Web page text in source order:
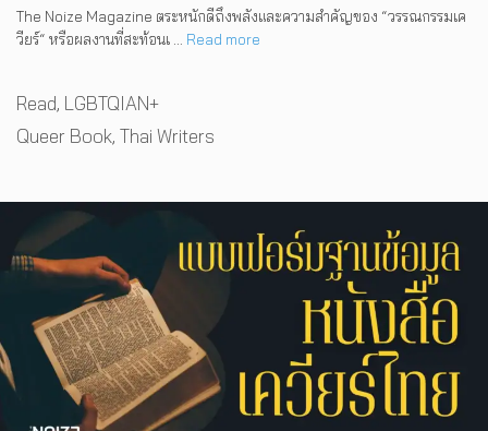
The Noize Magazine ตระหนักดีถึงพลังและความสำคัญของ “วรรณกรรมเค
วียร์“ หรือผลงานที่สะท้อนเ … Read more
Categories
Read, LGBTQIAN+
Tags
Queer Book, Thai Writers